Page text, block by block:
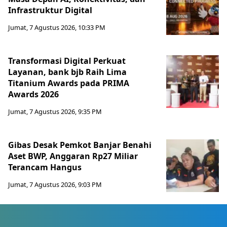
Infrastruktur Digital
Jumat, 7 Agustus 2026, 10:33 PM
Transformasi Digital Perkuat
Layanan, bank bjb Raih Lima
Titanium Awards pada PRIMA
Awards 2026
Jumat, 7 Agustus 2026, 9:35 PM
Gibas Desak Pemkot Banjar Benahi
Aset BWP, Anggaran Rp27 Miliar
Terancam Hangus
Jumat, 7 Agustus 2026, 9:03 PM